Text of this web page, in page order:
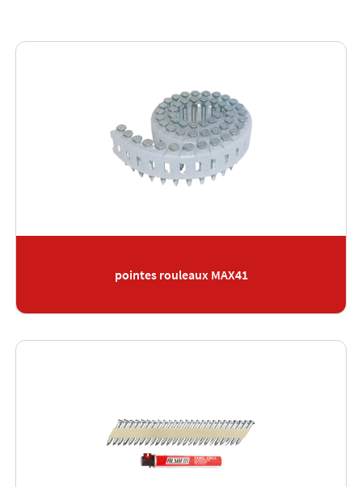
pointes rouleaux MAX41